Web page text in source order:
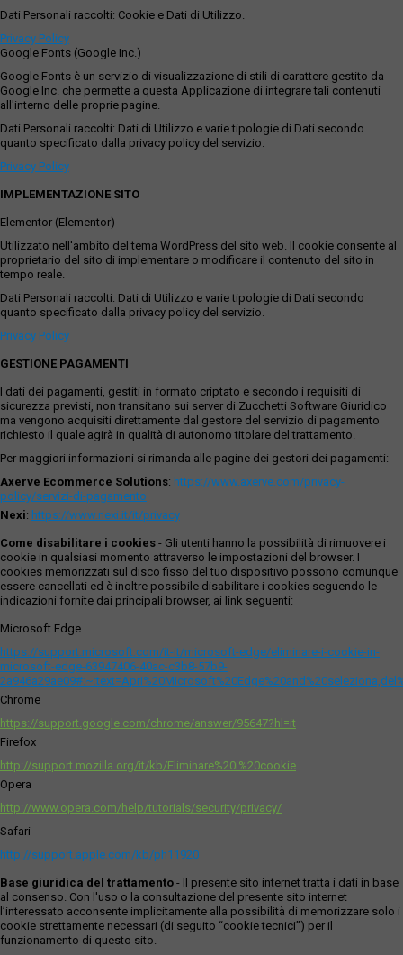
Dati Personali raccolti: Cookie e Dati di Utilizzo.
Privacy Policy
Google Fonts (Google Inc.)
Google Fonts è un servizio di visualizzazione di stili di carattere gestito da
Google Inc. che permette a questa Applicazione di integrare tali contenuti
all'interno delle proprie pagine.
Dati Personali raccolti: Dati di Utilizzo e varie tipologie di Dati secondo
quanto specificato dalla privacy policy del servizio.
Privacy Policy
IMPLEMENTAZIONE SITO
Elementor (Elementor)
Utilizzato nell'ambito del tema WordPress del sito web. Il cookie consente al
proprietario del sito di implementare o modificare il contenuto del sito in
tempo reale.
Dati Personali raccolti: Dati di Utilizzo e varie tipologie di Dati secondo
quanto specificato dalla privacy policy del servizio.
Privacy Policy
GESTIONE PAGAMENTI
I dati dei pagamenti, gestiti in formato criptato e secondo i requisiti di
sicurezza previsti, non transitano sui server di Zucchetti Software Giuridico
ma vengono acquisiti direttamente dal gestore del servizio di pagamento
richiesto il quale agirà in qualità di autonomo titolare del trattamento.
Per maggiori informazioni si rimanda alle pagine dei gestori dei pagamenti:
Axerve Ecommerce Solutions: https://www.axerve.com/privacy-
policy/servizi-di-pagamento
Nexi: https://www.nexi.it/it/privacy
Come disabilitare i cookies - Gli utenti hanno la possibilità di rimuovere i
cookie in qualsiasi momento attraverso le impostazioni del browser. I
cookies memorizzati sul disco fisso del tuo dispositivo possono comunque
essere cancellati ed è inoltre possibile disabilitare i cookies seguendo le
indicazioni fornite dai principali browser, ai link seguenti:
Microsoft Edge
https://support.microsoft.com/it-it/microsoft-edge/eliminare-i-cookie-in-
microsoft-edge-63947406-40ac-c3b8-57b9-
Chrome
https://support.google.com/chrome/answer/95647?hl=it
Firefox
http://support.mozilla.org/it/kb/Eliminare%20i%20cookie
Opera
http://www.opera.com/help/tutorials/security/privacy/
Safari
http://support.apple.com/kb/ph11920
Base giuridica del trattamento - Il presente sito internet tratta i dati in base
al consenso. Con l'uso o la consultazione del presente sito internet
l’interessato acconsente implicitamente alla possibilità di memorizzare solo i
cookie strettamente necessari (di seguito “cookie tecnici”) per il
funzionamento di questo sito.